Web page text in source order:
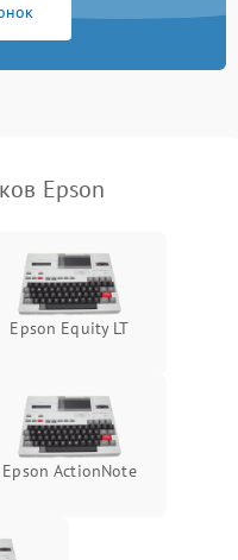
Подробнее →
Epson
Epson Equity LT
Epson ActionNote